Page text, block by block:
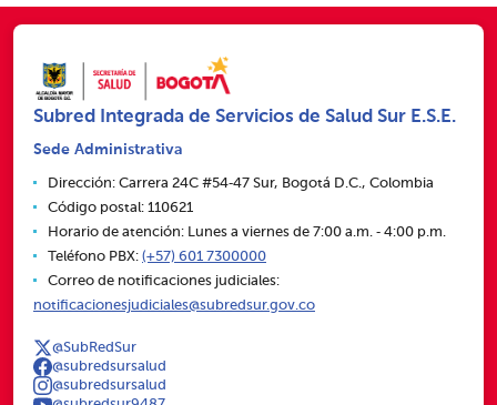
Subred Integrada de Servicios de Salud Sur E.S.E.
Sede Administrativa
Dirección: Carrera 24C #54‑47 Sur, Bogotá D.C., Colombia
Código postal: 110621
Horario de atención: Lunes a viernes de 7:00 a.m. ‑ 4:00 p.m.
Teléfono PBX: (+57) 601 7300000
Correo de notificaciones judiciales:
notificacionesjudiciales@subredsur.gov.co
@SubRedSur
@subredsursalud
@subredsursalud